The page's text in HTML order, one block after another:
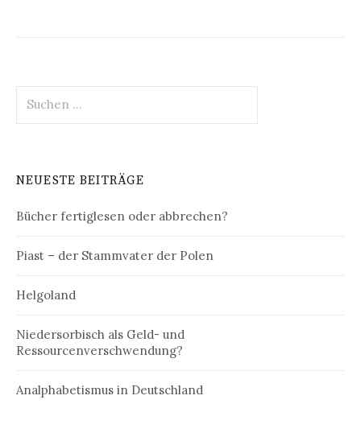
nach:
NEUESTE BEITRÄGE
Bücher fertiglesen oder abbrechen?
Piast – der Stammvater der Polen
Helgoland
Niedersorbisch als Geld- und
Ressourcenverschwendung?
Analphabetismus in Deutschland